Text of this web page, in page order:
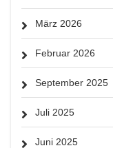
März 2026
Februar 2026
September 2025
Juli 2025
Juni 2025